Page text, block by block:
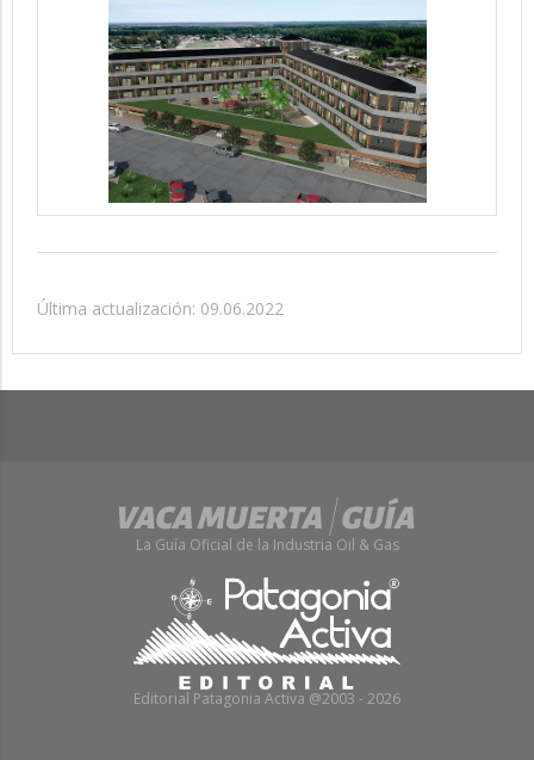
Última actualización: 09.06.2022
La Guía Oficial de la Industria Oil & Gas
Editorial Patagonia Activa @2003 - 2026